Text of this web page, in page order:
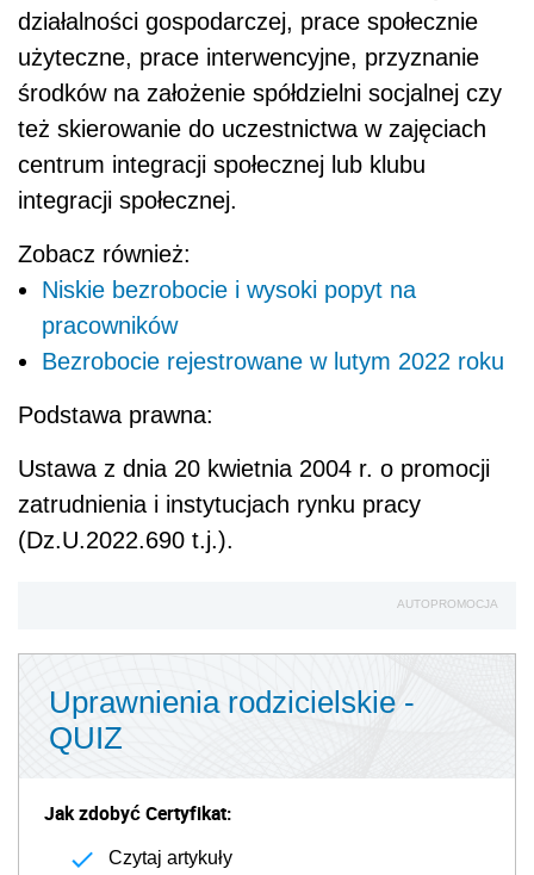
działalności gospodarczej, prace społecznie
użyteczne, prace interwencyjne, przyznanie
środków na założenie spółdzielni socjalnej czy
też skierowanie do uczestnictwa w zajęciach
centrum integracji społecznej lub klubu
integracji społecznej.
Zobacz również:
Niskie bezrobocie i wysoki popyt na
pracowników
Bezrobocie rejestrowane w lutym 2022 roku
Podstawa prawna:
Ustawa z dnia 20 kwietnia 2004 r. o promocji
zatrudnienia i instytucjach rynku pracy
(Dz.U.2022.690 t.j.).
AUTOPROMOCJA
Uprawnienia rodzicielskie -
QUIZ
Jak zdobyć Certyfikat:
Czytaj artykuły